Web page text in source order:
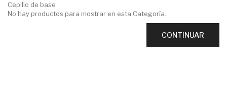
Cepillo de base
No hay productos para mostrar en esta Categoría.
CONTINUAR